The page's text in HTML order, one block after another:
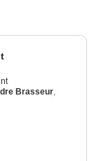
Brasseur